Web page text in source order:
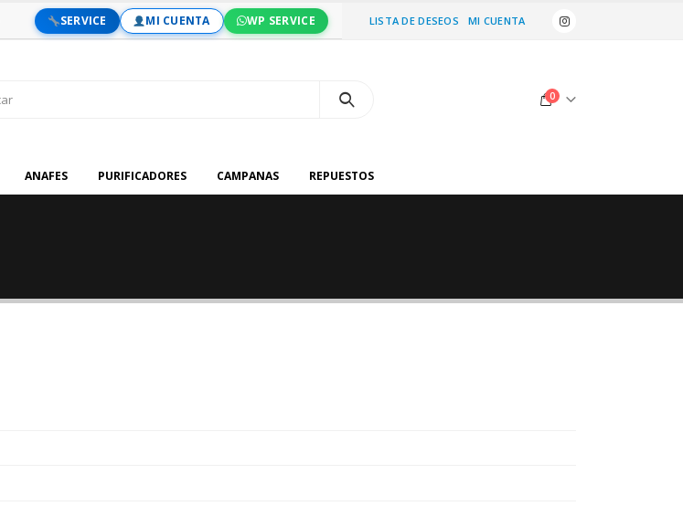
SERVICE MI CUENTA WP SERVICE LISTA DE DESEOS MI CUENTA
0
ANAFES PURIFICADORES CAMPANAS REPUESTOS